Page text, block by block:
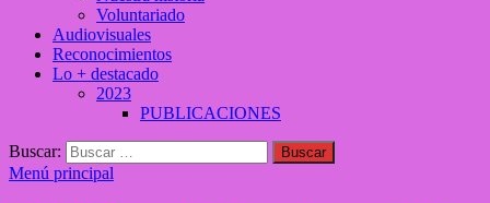
Voluntariado
Audiovisuales
Reconocimientos
Lo + destacado
2023
PUBLICACIONES
Buscar:
Menú principal